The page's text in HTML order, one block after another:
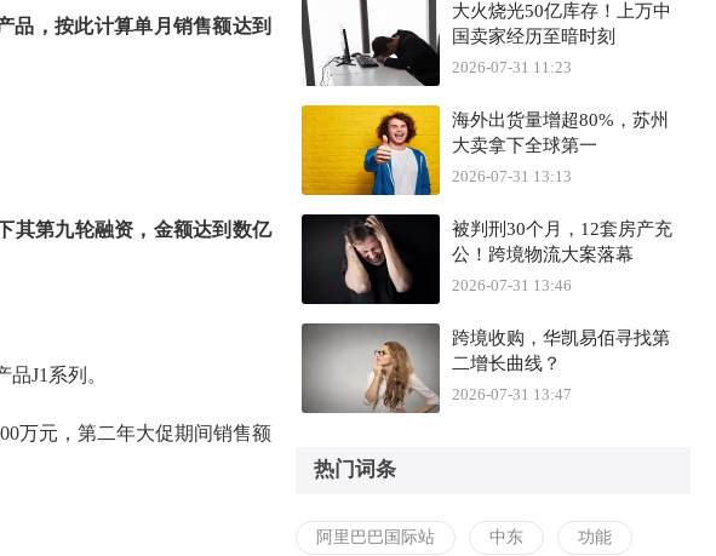
品，按此计算单月销售额达到
其第九轮融资，金额达到数亿
品J1 系列。
万元 ， 第二年大促期间销售额
大火烧光50亿库存！上万中
国卖家经历至暗时刻
2026-07-31 11:23
海外出货量增超80%，苏州
大卖拿下全球第一
2026-07-31 13:13
被判刑30个月，12套房产充
公！跨境物流大案落幕
2026-07-31 13:46
跨境收购，华凯易佰寻找第
二增长曲线？
2026-07-31 13:47
热门词条
阿里巴巴国际站 中东 功能